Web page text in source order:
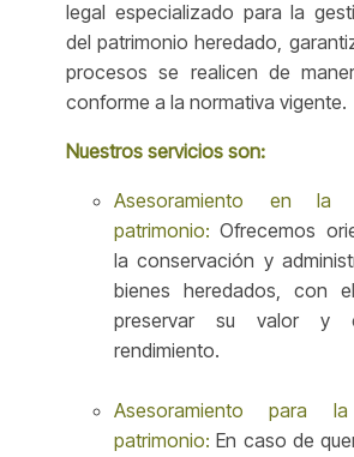
legal especializado para la
del patrimonio heredado,
procesos se realicen de
conforme a la normativa vigente.
Nuestros servicios son:
Asesoramiento en la
patrimonio: Ofrecemos
la conservación y
bienes heredados, con
preservar su valor y
rendimiento.
Asesoramiento para
patrimonio: En caso de